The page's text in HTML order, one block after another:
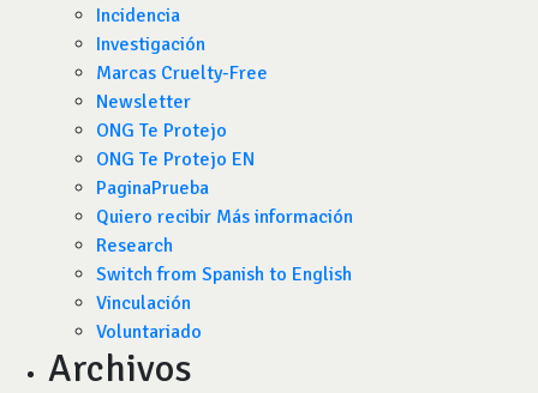
Incidencia
Investigación
Marcas Cruelty-Free
Newsletter
ONG Te Protejo
ONG Te Protejo EN
PaginaPrueba
Quiero recibir Más información
Research
Switch from Spanish to English
Vinculación
Voluntariado
Archivos